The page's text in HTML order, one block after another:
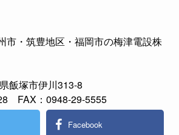
市・筑豊地区・福岡市の梅津電設株
飯塚市伊川313-8
FAX：0948-29-5555
Facebook